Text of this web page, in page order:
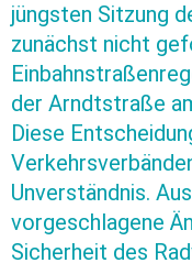
jüngsten Sitzung
zunächst nicht
der Arndtstraße
Diese
Unverständnis.
vorgeschlagene
Sicherheit des